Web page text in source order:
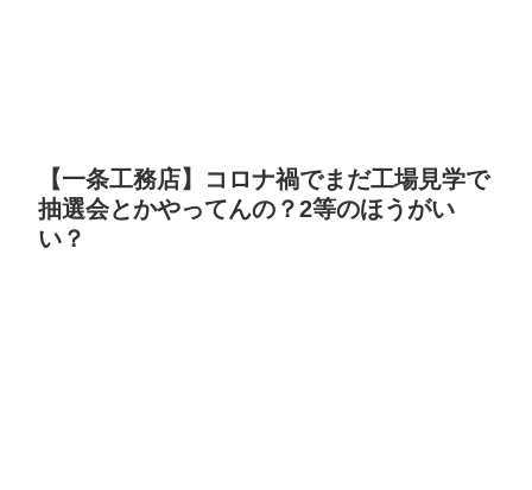
【一条工務店】コロナ禍でまだ工場見学で
抽選会とかやってんの？2等のほうがい
い？